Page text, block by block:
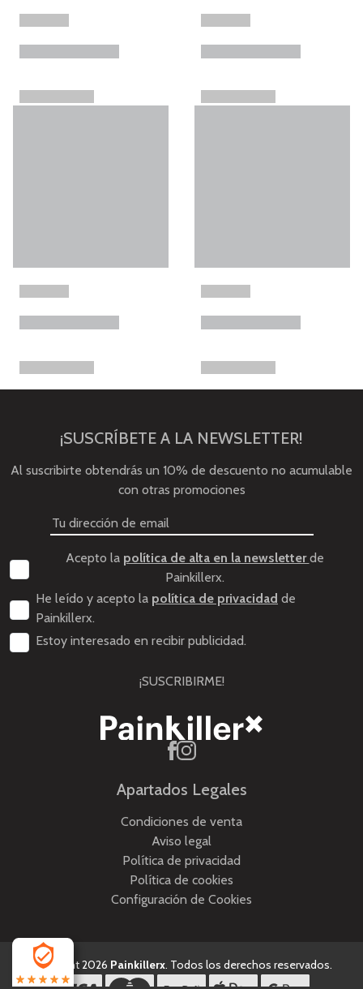
¡SUSCRÍBETE A LA NEWSLETTER!
Al suscribirte obtendrás un 10% de descuento no acumulable
con otras promociones
Acepto la política de alta en la newsletterde
Painkillerx.
He leído y acepto la política de privacidad de
Painkillerx.
Estoy interesado en recibir publicidad.
¡SUSCRIBIRME!
Apartados Legales
Condiciones de venta
Aviso legal
Política de privacidad
Política de cookies
Configuración de Cookies
Copyright 2026 Painkillerx. Todos los derechos reservados.